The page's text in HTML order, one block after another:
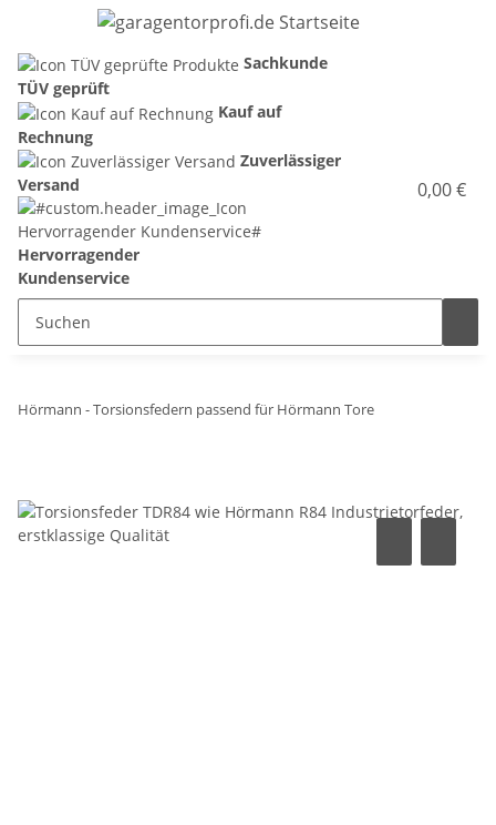
Sachkunde
TÜV geprüft
Kauf auf
Rechnung
Zuverlässiger
Versand
Hervorragender
Kundenservice
0,00 €
Hörmann - Torsionsfedern passend für Hörmann Tore